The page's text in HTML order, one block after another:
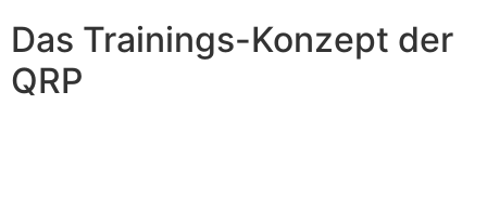
Das Trainings-Konzept der
QRP